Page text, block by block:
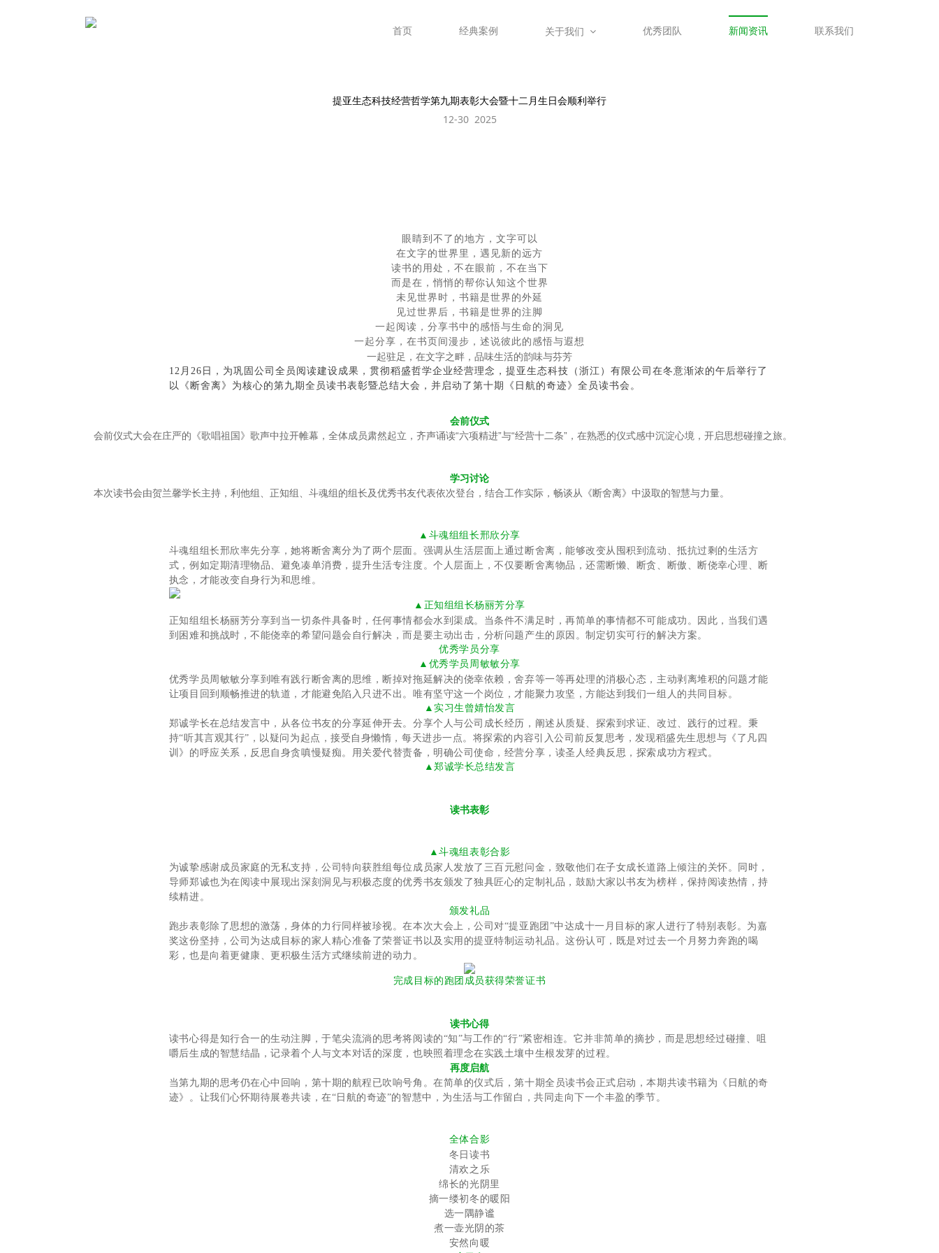
首页 经典案例 关于我们 优秀团队 新闻资讯 联系我们
提亚生态科技经营哲学第九期表彰大会暨十二月生日会顺利举行
12-30 2025
眼睛到不了的地方，文字可以
在文字的世界里，遇见新的远方
读书的用处，不在眼前，不在当下
而是在，悄悄的帮你认知这个世界
未见世界时，书籍是世界的外延
见过世界后，书籍是世界的注脚
一起阅读，分享书中的感悟与生命的洞见
一起分享，在书页间漫步，述说彼此的感悟与遐想
一起驻足，在文字之畔，品味生活的韵味与芬芳
12月26日，为巩固公司全员阅读建设成果，贯彻稻盛哲学企业经营理念，提亚生态科技（浙江）有限公司在冬意渐浓的午后举行了
以《断舍离》为核心的第九期全员读书表彰暨总结大会，并启动了第十期《日航的奇迹》全员读书会。
会前仪式
会前仪式大会在庄严的《歌唱祖国》歌声中拉开帷幕，全体成员肃然起立，齐声诵读“六项精进”与“经营十二条”，在熟悉的仪式感中沉淀心境，开启思想碰撞之旅。
学习讨论
本次读书会由贺兰馨学长主持，利他组、正知组、斗魂组的组长及优秀书友代表依次登台，结合工作实际，畅谈从《断舍离》中汲取的智慧与力量。
▲斗魂组组长邢欣分享
斗魂组组长邢欣率先分享，她将断舍离分为了两个层面。强调从生活层面上通过断舍离，能够改变从囤积到流动、抵抗过剩的生活方
式，例如定期清理物品、避免凑单消费，提升生活专注度。个人层面上，不仅要断舍离物品，还需断懒、断贪、断傲、断侥幸心理、断
执念，才能改变自身行为和思维。
▲正知组组长杨丽芳分享
正知组组长杨丽芳分享到当一切条件具备时，任何事情都会水到渠成。当条件不满足时，再简单的事情都不可能成功。因此，当我们遇
到困难和挑战时，不能侥幸的希望问题会自行解决，而是要主动出击，分析问题产生的原因。制定切实可行的解决方案。
优秀学员分享
▲优秀学员周敏敏分享
优秀学员周敏敏分享到唯有践行断舍离的思维，断掉对拖延解决的侥幸依赖，舍弃等一等再处理的消极心态，主动剥离堆积的问题才能
让项目回到顺畅推进的轨道，才能避免陷入只进不出。唯有坚守这一个岗位，才能聚力攻坚，方能达到我们一组人的共同目标。
▲实习生曾婧怡发言
郑诚学长在总结发言中，从各位书友的分享延伸开去。分享个人与公司成长经历，阐述从质疑、探索到求证、改过、践行的过程。秉
持“听其言观其行”，以疑问为起点，接受自身懒惰，每天进步一点。将探索的内容引入公司前反复思考，发现稻盛先生思想与《了凡四
训》的呼应关系，反思自身贪嗔慢疑痴。用关爱代替责备，明确公司使命，经营分享，读圣人经典反思，探索成功方程式。
▲郑诚学长总结发言
读书表彰
▲斗魂组表彰合影
为诚挚感谢成员家庭的无私支持，公司特向获胜组每位成员家人发放了三百元慰问金，致敬他们在子女成长道路上倾注的关怀。同时，
导师郑诚也为在阅读中展现出深刻洞见与积极态度的优秀书友颁发了独具匠心的定制礼品，鼓励大家以书友为榜样，保持阅读热情，持
续精进。
颁发礼品
跑步表彰除了思想的激荡，身体的力行同样被珍视。在本次大会上，公司对“提亚跑团”中达成十一月目标的家人进行了特别表彰。为嘉
奖这份坚持，公司为达成目标的家人精心准备了荣誉证书以及实用的提亚特制运动礼品。这份认可，既是对过去一个月努力奔跑的喝
彩，也是向着更健康、更积极生活方式继续前进的动力。
完成目标的跑团成员获得荣誉证书
读书心得
读书心得是知行合一的生动注脚，于笔尖流淌的思考将阅读的“知”与工作的“行”紧密相连。它并非简单的摘抄，而是思想经过碰撞、咀
嚼后生成的智慧结晶，记录着个人与文本对话的深度，也映照着理念在实践土壤中生根发芽的过程。
再度启航
当第九期的思考仍在心中回响，第十期的航程已吹响号角。在简单的仪式后，第十期全员读书会正式启动，本期共读书籍为《日航的奇
迹》。让我们心怀期待展卷共读，在“日航的奇迹”的智慧中，为生活与工作留白，共同走向下一个丰盈的季节。
全体合影
冬日读书
清欢之乐
绵长的光阴里
摘一缕初冬的暖阳
选一隅静谧
煮一壶光阴的茶
安然向暖